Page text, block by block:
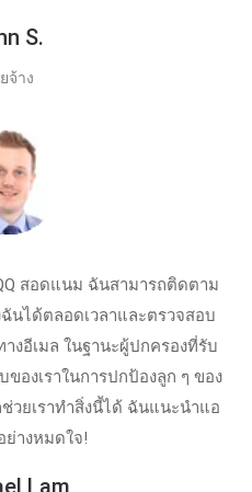
S.
จ้าง
สอดแนม ฉันสามารถติดตาม
นได้ตลอดเวลาและตรวจสอบ
งอีเมล ในฐานะผู้ปกครองที่รับ
องเราในการปกป้องลูก ๆ ของ
ช่วยเราทําสิ่งนี้ได้ ฉันแนะนําแอ
างหมดใจ!
Lam